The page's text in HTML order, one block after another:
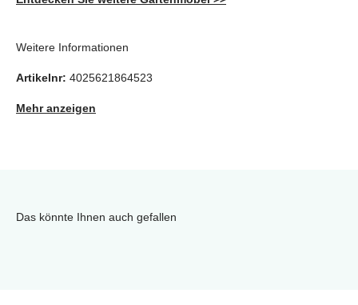
Weitere Informationen
Artikelnr: 4025621864523
Mehr anzeigen
Das könnte Ihnen auch gefallen